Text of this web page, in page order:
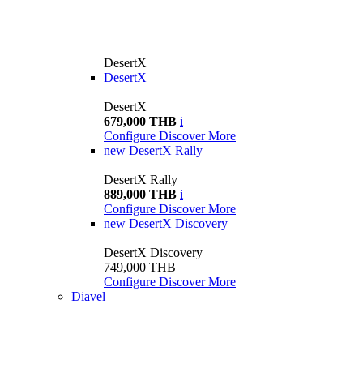
DesertX
DesertX
DesertX
679,000 THB i
Configure Discover More
new DesertX Rally
DesertX Rally
889,000 THB i
Configure Discover More
new DesertX Discovery
DesertX Discovery
749,000 THB
Configure Discover More
Diavel